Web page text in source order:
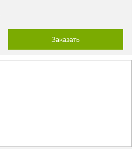
Заказать